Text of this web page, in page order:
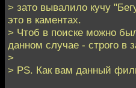
> зато вывалило кучу
это в каментах.
> Чтоб в поиске можно
данном случае - строго в
>
> PS. Как вам данный